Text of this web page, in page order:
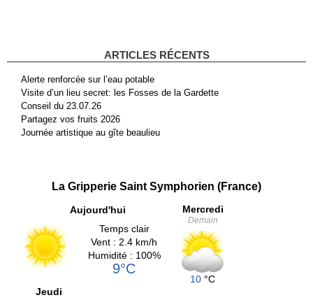
ARTICLES RÉCENTS
Alerte renforcée sur l’eau potable
Visite d’un lieu secret: les Fosses de la Gardette
Conseil du 23.07.26
Partagez vos fruits 2026
Journée artistique au gîte beaulieu
La Gripperie Saint Symphorien (France)
Aujourd'hui
Temps clair
Vent : 2.4 km/h
Humidité : 100%
9°C
Mercredi
Demain
10 °C
Jeudi